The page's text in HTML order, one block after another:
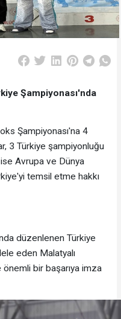
Şampiyonası'nda
Şampiyonası'na 4
3 Türkiye şampiyonluğu
Avrupa ve Dünya
temsil etme hakkı
düzenlenen Türkiye
eden Malatyalı
bir başarıya imza